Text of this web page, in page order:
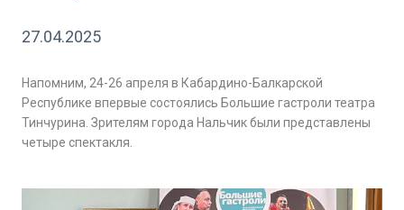
27.04.2025
Напомним, 24-26 апреля в Кабардино-Балкарской
Республике впервые состоялись Большие гастроли театра
Тинчурина. Зрителям города Нальчик были представлены
четыре спектакля.